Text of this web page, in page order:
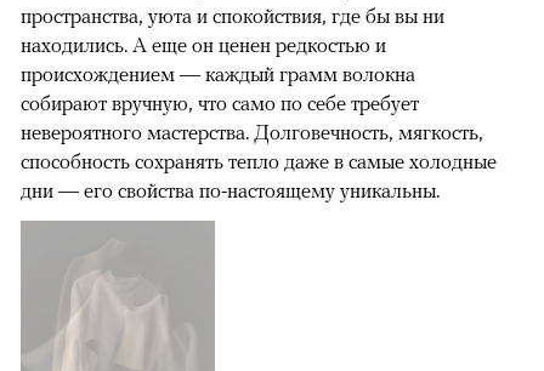
пространства, уюта и спокойствия, где бы вы ни
находились. А еще он ценен редкостью и
происхождением — каждый грамм волокна
собирают вручную, что само по себе требует
невероятного мастерства. Долговечность, мягкость,
способность сохранять тепло даже в самые холодные
дни — его свойства по-настоящему уникальны.